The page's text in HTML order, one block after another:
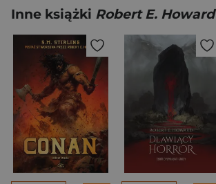
Inne książki Robert E. Howard